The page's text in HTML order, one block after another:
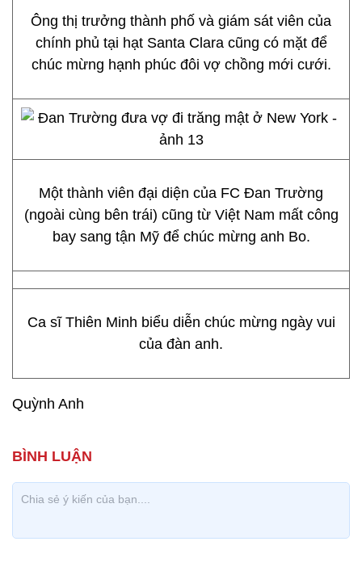
Ông thị trưởng thành phố và giám sát viên của
chính phủ tại hạt Santa Clara cũng có mặt để
chúc mừng hạnh phúc đôi vợ chồng mới cưới.
Một thành viên đại diện của FC Đan Trường
(ngoài cùng bên trái) cũng từ Việt Nam mất công
bay sang tận Mỹ để chúc mừng anh Bo.
Ca sĩ Thiên Minh biểu diễn chúc mừng ngày vui
của đàn anh.
Quỳnh Anh